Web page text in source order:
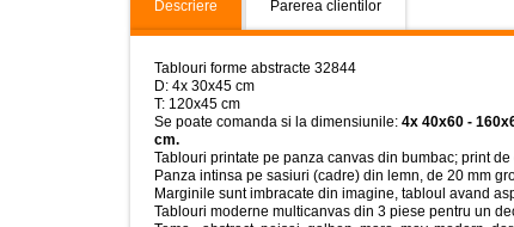
Descriere Parerea clientilor
Tablouri forme abstracte 32844
D: 4x 30x45 cm
T: 120x45 cm
Se poate comanda si la dimensiunile: 4x 40x60 -
cm.
Tablouri printate pe panza canvas din bumbac; print
Panza intinsa pe sasiuri (cadre) din lemn, de 20 mm
Marginile sunt imbracate din imagine, tabloul avand
Tablouri moderne multicanvas din 3 piese pentru un